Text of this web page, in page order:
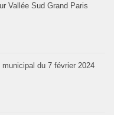
Vallée Sud Grand Paris
du 7 février 2024